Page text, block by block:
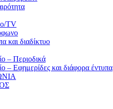
TV
και διαδίκτυο
– Περιοδικά
– Εφημερίδες και διάφορα έντυπα